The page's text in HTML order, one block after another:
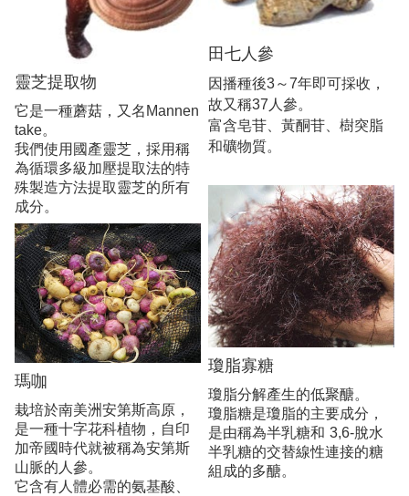
靈芝提取物
它是一種蘑菇，又名Mannen
take。
我們使用國產靈芝，採用稱
為循環多級加壓提取法的特
殊製造方法提取靈芝的所有
成分。
瑪咖
栽培於南美洲安第斯高原，
是一種十字花科植物，自印
加帝國時代就被稱為安第斯
山脈的人參。
它含有人體必需的氨基酸、
田七人參
因播種後3～7年即可採收，
故又稱37人參。
富含皂苷、黃酮苷、樹突脂
和礦物質。
瓊脂寡糖
瓊脂分解產生的低聚醣。
瓊脂糖是瓊脂的主要成分，
是由稱為半乳糖和 3,6-脫水
半乳糖的交替線性連接的糖
組成的多醣。